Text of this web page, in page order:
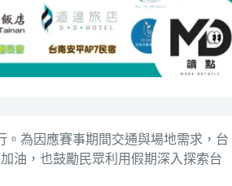
。為因應賽事期間交通與場地需求，台
油，也鼓勵民眾利用假期深入探索台